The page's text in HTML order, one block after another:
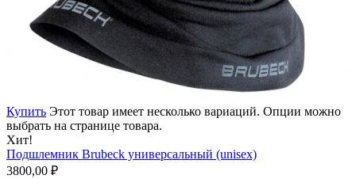
Купить Этот товар имеет несколько вариаций. Опции можно
выбрать на странице товара.
Хит!
Подшлемник Brubeck универсальный (unisex)
3800,00 ₽